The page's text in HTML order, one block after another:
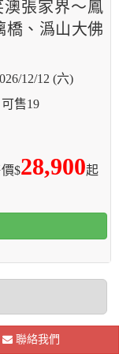
澳張家界～鳳
橋、潙山大佛
12/12 (六)
$28,900起
可售19
聯絡我們